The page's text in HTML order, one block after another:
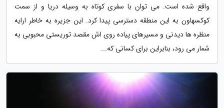
واقع شده است. می توان با سفری کوتاه به وسیله دریا و از سمت
کوکسهاون به این منطقه دسترسی پیدا کرد. این جزیره به خاطر ارایه
منظره ها دیدنی و مسیرهای پیاده روی اش مقصد توریستی محبوبی به
شمار می رود، بنابراین برای کسانی که...